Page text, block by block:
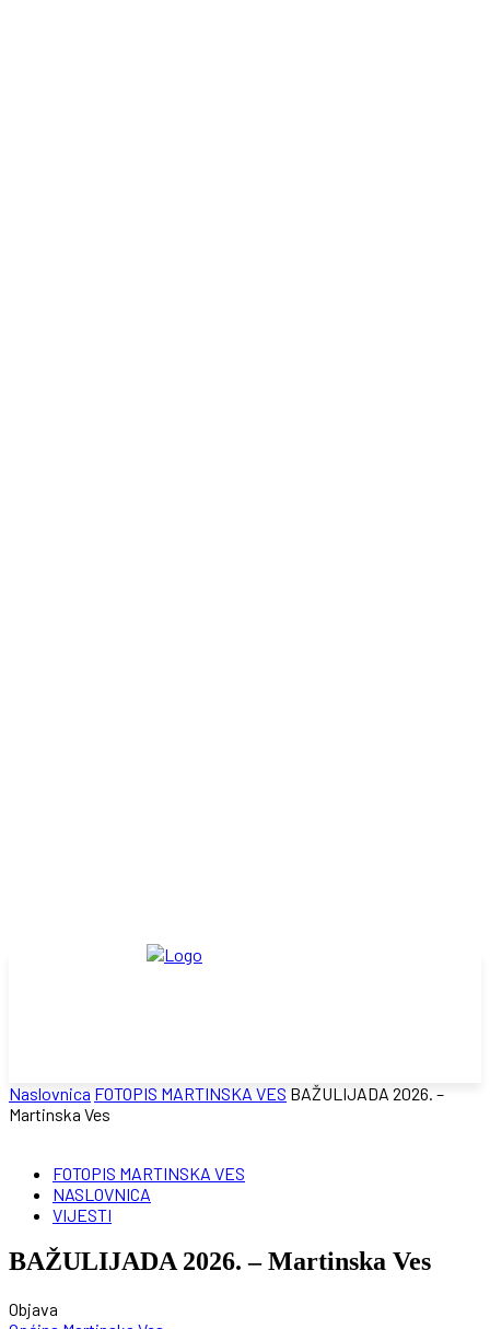
Naslovnica FOTOPIS MARTINSKA VES BAŽULIJADA 2026. –
Martinska Ves
FOTOPIS MARTINSKA VES
NASLOVNICA
VIJESTI
BAŽULIJADA 2026. – Martinska Ves
Objava